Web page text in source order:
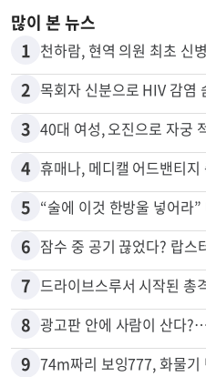
많이 본 뉴스
1
2 목회자 신분으로 HIV 감염
3 40대 여성, 오진으로 자궁
4 휴매나, 메디캘 어드밴티
5
6
7 드라이브스루서 시작된
8 광고판 안에 사람이 산다
9